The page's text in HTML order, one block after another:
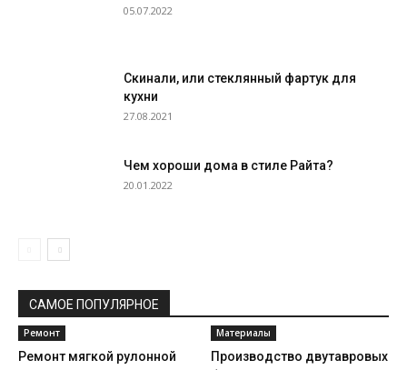
05.07.2022
Скинали, или стеклянный фартук для
кухни
27.08.2021
Чем хороши дома в стиле Райта?
20.01.2022
САМОЕ ПОПУЛЯРНОЕ
Ремонт
Ремонт мягкой рулонной
Материалы
Производство двутавровых